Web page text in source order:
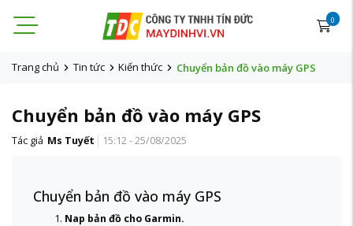
0
Trang chủ Tin tức Kiến thức Chuyển bản đồ vào máy GPS
Chuyển bản đồ vào máy GPS
Tác giả Ms Tuyết 15:12 - 25/08/2025
Chuyển bản đồ vào máy GPS
Nap bản đồ cho Garmin.